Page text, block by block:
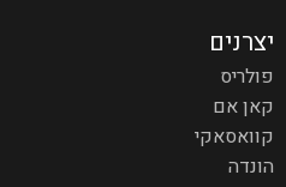
יצרנים
פולריס
קאן אם
קוואסאקי
הונדה